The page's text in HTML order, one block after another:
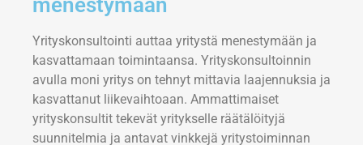
menestymään
Yrityskonsultointi auttaa yritystä menestymään ja
kasvattamaan toimintaansa. Yrityskonsultoinnin
avulla moni yritys on tehnyt mittavia laajennuksia ja
kasvattanut liikevaihtoaan. Ammattimaiset
yrityskonsultit tekevät yritykselle räätälöityjä
suunnitelmia ja antavat vinkkejä yritystoiminnan